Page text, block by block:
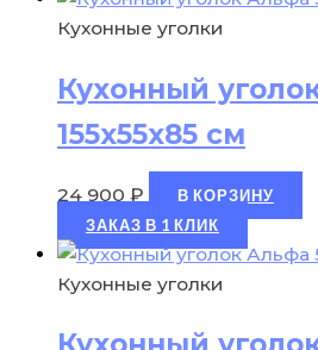
Кухонные уголки
Кухонный
155х55х85 см
24 900 ₽
В КОРЗИНУ
ЗАКАЗ В 1 КЛИК
Кухонные уголки